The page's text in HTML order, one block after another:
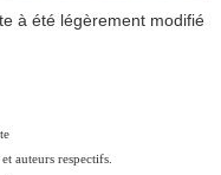
à été légèrement modifié
auteurs respectifs.